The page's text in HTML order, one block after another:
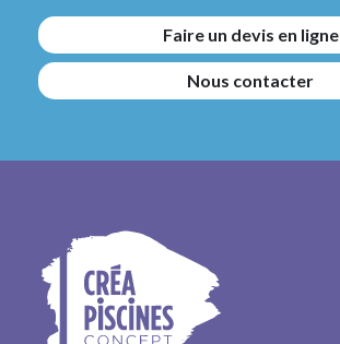
Faire un devis en ligne
Nous contacter